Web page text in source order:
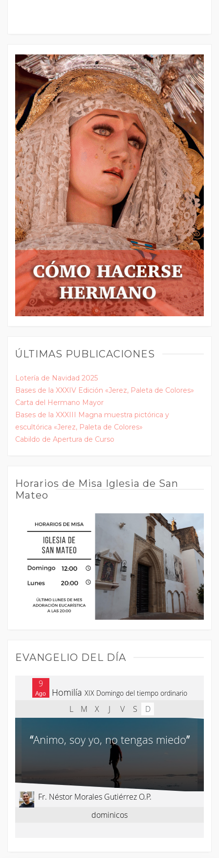
ÚLTIMAS PUBLICACIONES
Lotería de Navidad 2025
Bases de la XXXIV Edición «Jerez, Paleta de Colores»
Carta del Hermano Mayor
Bases de la XXXIII Magna muestra pictórica y
escultórica «Jerez, Paleta de Colores»
Cabildo de Apertura de Curso
Horarios de Misa Iglesia de San
Mateo
EVANGELIO DEL DÍA